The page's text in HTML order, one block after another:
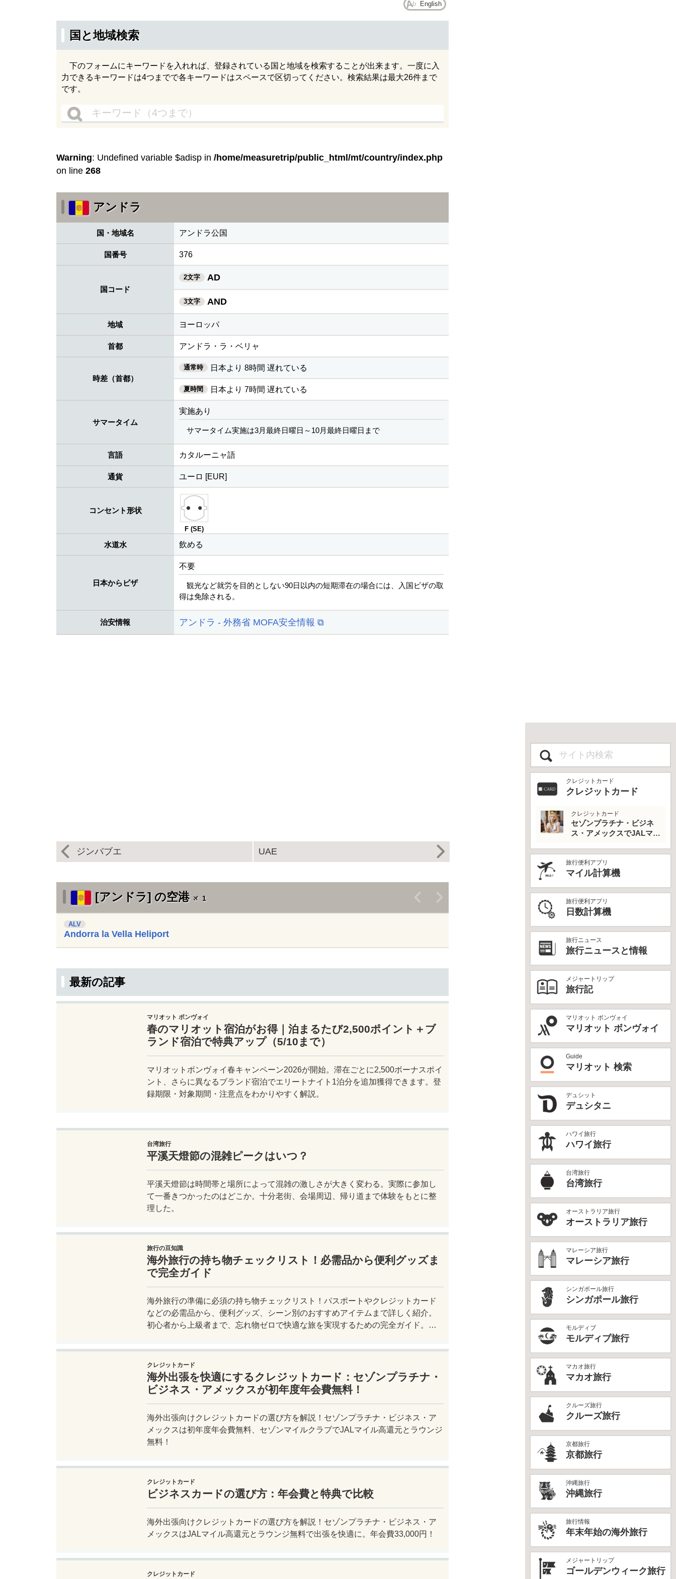
English
国と地域検索
下のフォームにキーワードを入れれば、登録されている国と地域を検索することが出来ます。一度に入
力できるキーワードは4つまでで各キーワードはスペースで区切ってください。検索結果は最大26件まで
です。
Warning: Undefined variable $adisp in /home/measuretrip/public_html/mt/country/index.php
on line 268
アンドラ
国・地域名 アンドラ公国
国番号 376
国コード
2文字 AD
3文字 AND
地域 ヨーロッパ
首都 アンドラ・ラ・ベリャ
時差（首都）
通常時 日本より 8時間 遅れている
夏時間 日本より 7時間 遅れている
サマータイム
実施あり
サマータイム実施は3月最終日曜日～10月最終日曜日まで
言語 カタルーニャ語
通貨 ユーロ [EUR]
コンセント形状
F (SE)
水道水 飲める
日本からビザ
不要
観光など就労を目的としない90日以内の短期滞在の場合には、入国ビザの取
得は免除される。
治安情報 アンドラ - 外務省 MOFA安全情報 ⧉
ジンバブエ UAE
[アンドラ] の空港 1
ALV
Andorra la Vella Heliport
最新の記事
マリオット ボンヴォイ
春のマリオット宿泊がお得｜泊まるたび2,500ポイント＋ブ
ランド宿泊で特典アップ（5/10まで）
マリオットボンヴォイ春キャンペーン2026が開始。滞在ごとに2,500ボーナスポイ
ント、さらに異なるブランド宿泊でエリートナイト1泊分を追加獲得できます。登
録期限・対象期間・注意点をわかりやすく解説。
台湾旅行
平溪天燈節の混雑ピークはいつ？
平溪天燈節は時間帯と場所によって混雑の激しさが大きく変わる。実際に参加し
て一番きつかったのはどこか。十分老街、会場周辺、帰り道まで体験をもとに整
理した。
旅行の豆知識
海外旅行の持ち物チェックリスト！必需品から便利グッズま
で完全ガイド
海外旅行の準備に必須の持ち物チェックリスト！パスポートやクレジットカード
などの必需品から、便利グッズ、シーン別のおすすめアイテムまで詳しく紹介。
初心者から上級者まで、忘れ物ゼロで快適な旅を実現するための完全ガイド。メ
クレジットカード
海外出張を快適にするクレジットカード：セゾンプラチナ・
ビジネス・アメックスが初年度年会費無料！
海外出張向けクレジットカードの選び方を解説！セゾンプラチナ・ビジネス・ア
メックスは初年度年会費無料、セゾンマイルクラブでJALマイル高還元とラウンジ
無料！
クレジットカード
ビジネスカードの選び方：年会費と特典で比較
海外出張向けクレジットカードの選び方を解説！セゾンプラチナ・ビジネス・ア
メックスはJALマイル高還元とラウンジ無料で出張を快適に。年会費33,000円！
クレジットカード
クレジットカード
クレジットカード
クレジットカード
セゾンプラチナ・ビジネ
ス・アメックスでJALマイ
を最大活用！
旅行便利アプリ
マイル計算機
旅行便利アプリ
日数計算機
旅行ニュース
旅行ニュースと情報
メジャートリップ
旅行記
マリオット ボンヴォイ
マリオット ボンヴォイ
Guide
マリオット 検索
デュシット
デュシタニ
ハワイ旅行
ハワイ旅行
台湾旅行
台湾旅行
オーストラリア旅行
オーストラリア旅行
マレーシア旅行
マレーシア旅行
シンガポール旅行
シンガポール旅行
モルディブ
モルディブ旅行
マカオ旅行
マカオ旅行
クルーズ旅行
クルーズ旅行
京都旅行
京都旅行
沖縄旅行
沖縄旅行
旅行情報
年末年始の海外旅行
メジャートリップ
ゴールデンウィーク旅行